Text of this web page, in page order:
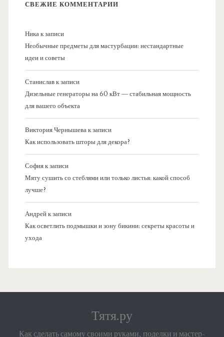
СВЕЖИЕ КОММЕНТАРИИ
Никак записи
Необычные предметы для мастурбации: нестандартные
идеи и советы
Станиславк записи
Дизельные генераторы на 60 кВт — стабильная мощность
для вашего объекта
Виктория Чернышевак записи
Как использовать шторы для декора?
Софияк записи
Мяту сушить со стеблями или только листья: какой способ
лучше?
Андрейк записи
Как осветлить подмышки и зону бикини: секреты красоты и
ухода
Тятя.ру
Как сделать самому своими руками, поделки и мастер-